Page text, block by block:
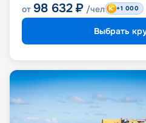
от 98 632 ₽ /чел +1 000
Выбрать